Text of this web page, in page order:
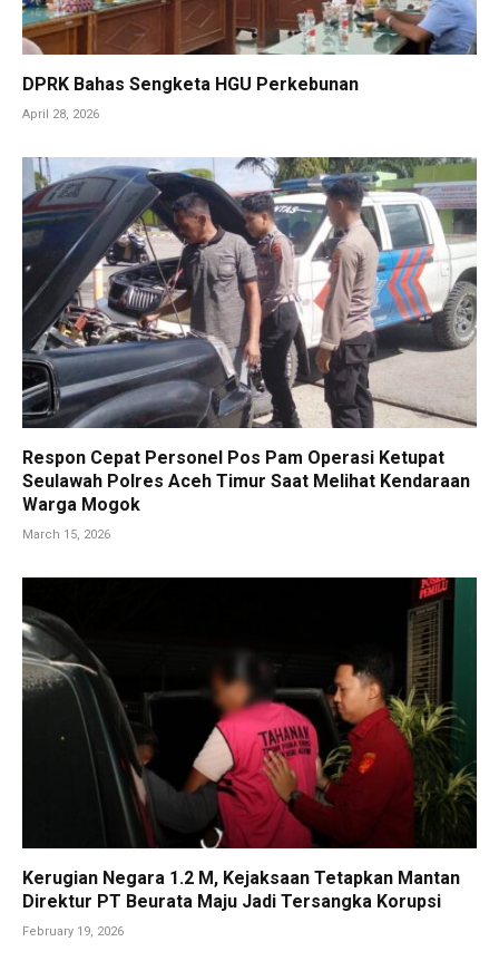
DPRK Bahas Sengketa HGU Perkebunan
April 28, 2026
Respon Cepat Personel Pos Pam Operasi Ketupat
Seulawah Polres Aceh Timur Saat Melihat Kendaraan
Warga Mogok
March 15, 2026
Kerugian Negara 1.2 M, Kejaksaan Tetapkan Mantan
Direktur PT Beurata Maju Jadi Tersangka Korupsi
February 19, 2026